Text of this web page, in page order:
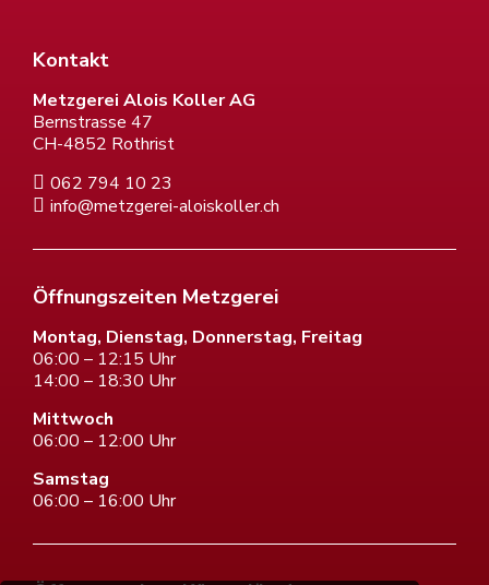
Kontakt
Metzgerei Alois Koller AG
Bernstrasse 47
CH-4852 Rothrist
062 794 10 23
info@metzgerei-aloiskoller.ch
Öffnungszeiten Metzgerei
Montag, Dienstag, Donnerstag, Freitag
06:00 – 12:15 Uhr
14:00 – 18:30 Uhr
Mittwoch
06:00 – 12:00 Uhr
Samstag
06:00 – 16:00 Uhr